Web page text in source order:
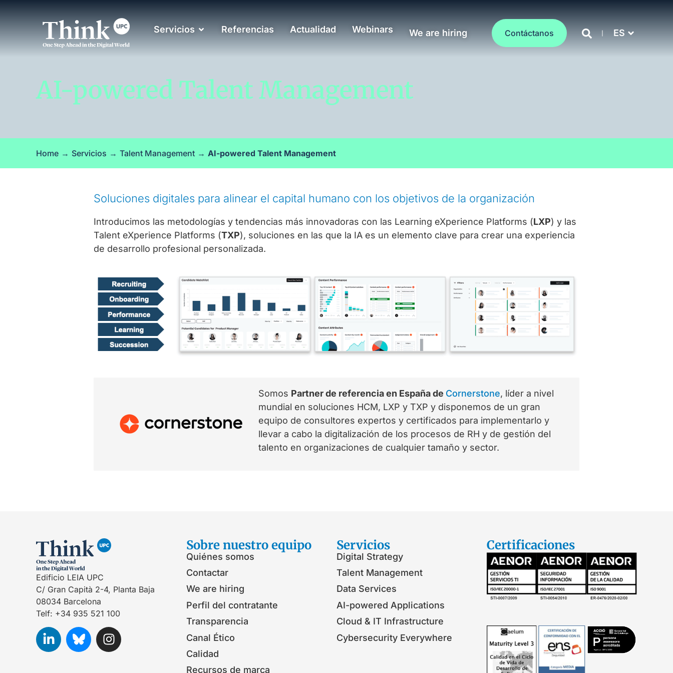
Servicios Referencias Actualidad Webinars We are hiring Contáctanos ES
AI-powered Talent Management
Home → Servicios → Talent Management → AI-powered Talent Management
Soluciones digitales para alinear el capital humano con los objetivos de la organización
Introducimos las metodologías y tendencias más innovadoras con las Learning eXperience Platforms (LXP) y las
Talent eXperience Platforms (TXP), soluciones en las que la IA es un elemento clave para crear una experiencia
de desarrollo profesional personalizada.
Somos Partner de referencia en España de Cornerstone, líder a nivel
mundial en soluciones HCM, LXP y TXP y disponemos de un gran
equipo de consultores expertos y certificados para implementarlo y
llevar a cabo la digitalización de los procesos de RH y de gestión del
talento en organizaciones de cualquier tamaño y sector.
Edificio LEIA UPC
C/ Gran Capità 2-4, Planta Baja
08034 Barcelona
Telf: +34 935 521 100
Sobre nuestro equipo
Quiénes somos
Contactar
We are hiring
Perfil del contratante
Transparencia
Canal Ético
Calidad
Recursos de marca
Servicios
Digital Strategy
Talent Management
Data Services
AI-powered Applications
Cloud & IT Infrastructure
Cybersecurity Everywhere
Certificaciones